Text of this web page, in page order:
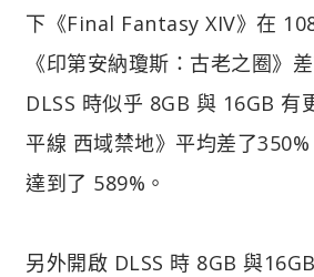
下《Final Fantasy XIV》在
《印第安納瓊斯：古老之圈》
DLSS 時似乎 8GB 與 16GB 有
平線 西域禁地》平均差了
達到了 589%。
另外開啟 DLSS 時 8GB 與